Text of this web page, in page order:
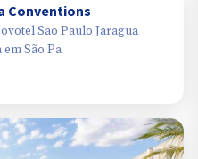
Conventions
Sao Paulo Jaragua
São Pa